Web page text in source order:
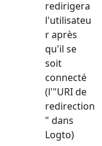
redirigera
l'utilisateu
r après
qu'il se
soit
connecté
(l'"URI de
redirection
" dans
Logto)